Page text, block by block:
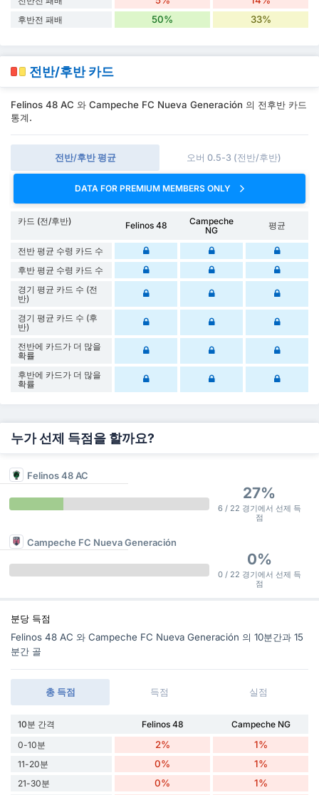
후반전 패배 50% 33%
전반/후반 카드
Felinos 48 AC 와 Campeche FC Nueva Generación 의 전후반 카드
통계.
전반/후반 평균 오버 0.5-3 (전반/후반)
DATA FOR PREMIUM MEMBERS ONLY
카드 (전/후반) Felinos 48
Campeche
NG
평균
전반 평균 수령 카드 수
후반 평균 수령 카드 수
경기 평균 카드 수 (전
반)
경기 평균 카드 수 (후
반)
전반에 카드가 더 많을
확률
후반에 카드가 더 많을
확률
누가 선제 득점을 할까요?
Felinos 48 AC
27%
6 / 22 경기에서 선제 득
점
Campeche FC Nueva Generación
0%
0 / 22 경기에서 선제 득
점
분당 득점
Felinos 48 AC 와 Campeche FC Nueva Generación 의 10분간과 15
분간 골
총 득점 득점 실점
10분 간격 Felinos 48
Campeche NG
0-10분
2% 1%
11-20분 0% 1%
21-30분 0% 1%